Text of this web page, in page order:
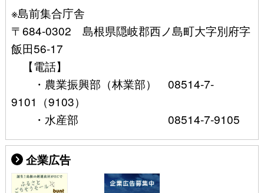
※島前集合庁舎
〒684-0302 島根県隠岐郡西ノ島町大字別府字
飯田56-17
【電話】
・農業振興部（林業部） 08514-7-
9101（9103）
・水産部 08514-7-9105
企業広告